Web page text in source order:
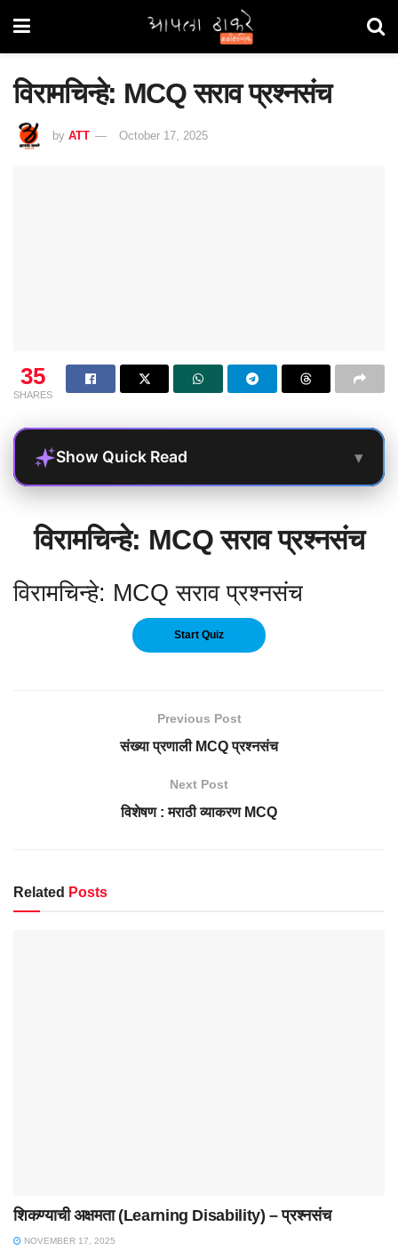
विरामचिन्हे: MCQ सराव प्रश्नसंच
by ATT October 17, 2025
35
SHARES
Show Quick Read ▾
विरामचिन्हे: MCQ सराव प्रश्नसंच
विरामचिन्हे: MCQ सराव प्रश्नसंच
Previous Post
संख्या प्रणाली MCQ प्रश्नसंच
Next Post
विशेषण : मराठी व्याकरण MCQ
Related Posts
शिकण्याची अक्षमता (Learning Disability) – प्रश्नसंच
NOVEMBER 17, 2025